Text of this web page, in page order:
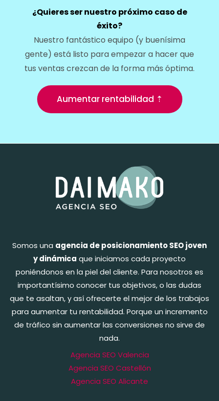
¿Quieres ser nuestro próximo caso de
éxito?
Nuestro fantástico equipo (y buenísima
gente) está listo para empezar a hacer que
tus ventas crezcan de la forma más óptima.
Aumentar rentabilidad ⇡
Somos una agencia de posicionamiento SEO joven
y dinámica que iniciamos cada proyecto
poniéndonos en la piel del cliente. Para nosotros es
importantísimo conocer tus objetivos, o las dudas
que te asaltan, y así ofrecerte el mejor de los trabajos
para aumentar tu rentabilidad. Porque un incremento
de tráfico sin aumentar las conversiones no sirve de
nada.
Agencia SEO Valencia
Agencia SEO Castellón
Agencia SEO Alicante